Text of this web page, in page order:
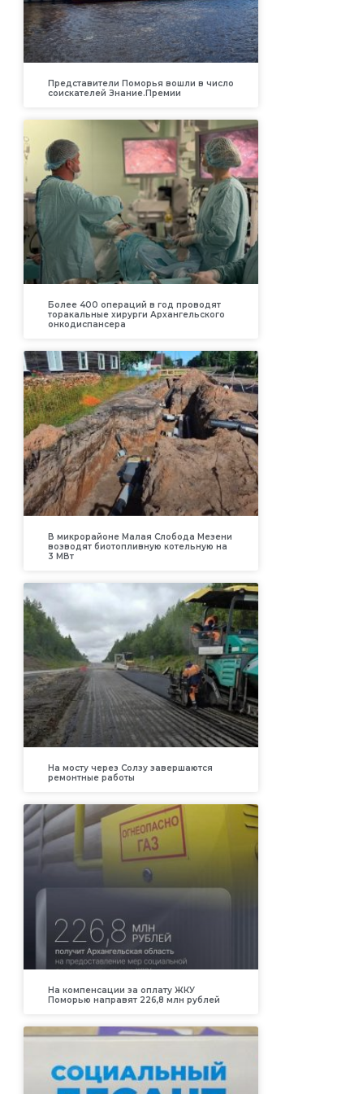
Представители Поморья вошли в число
соискателей Знание.Премии
Более 400 операций в год проводят
торакальные хирурги Архангельского
онкодиспансера
В микрорайоне Малая Слобода Мезени
возводят биотопливную котельную на
3 МВт
На мосту через Солзу завершаются
ремонтные работы
На компенсации за оплату ЖКУ
Поморью направят 226,8 млн рублей